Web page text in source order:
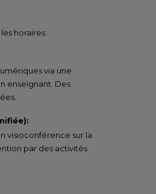
horaires.
via une
enseignant. Des
visioconférence sur la
par des activités